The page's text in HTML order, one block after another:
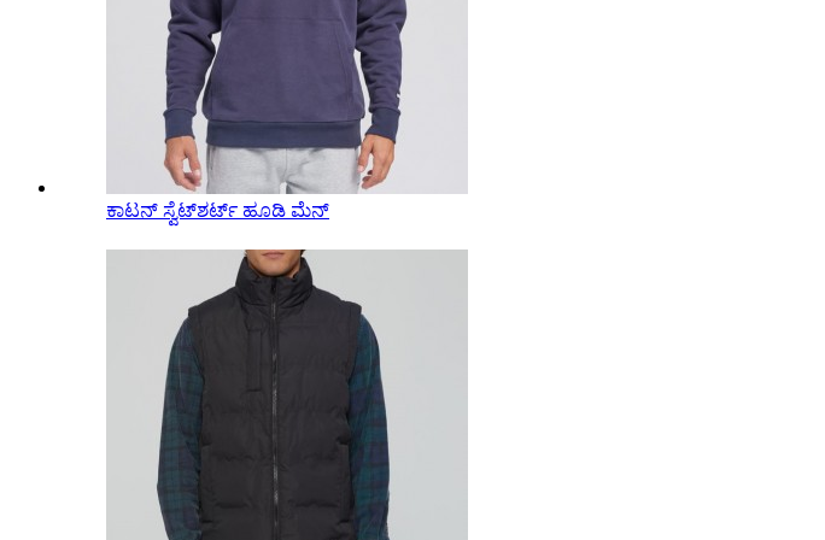
ಕಾಟನ್ ಸ್ವೆಟ್‌ಶರ್ಟ್ ಹೂಡಿ ಮೆನ್